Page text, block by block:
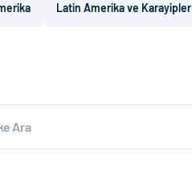
Latin Amerika ve Karayipler
Ara